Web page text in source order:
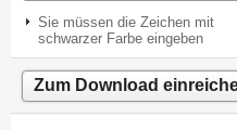
Sie müssen die Zeichen mit
schwarzer Farbe eingeben